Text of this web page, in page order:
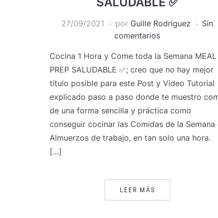
27/09/2021 por Guille Rodriguez
Sin
comentarios
Cocina 1 Hora y Come toda la Semana MEAL
PREP SALUDABLE ✅; creo que no hay mejor
título posible para este Post y Video Tutorial
explicado paso a paso donde te muestro
de una forma sencilla y práctica como
conseguir cocinar las Comidas de la Semana
Almuerzos de trabajo, en tan solo una hora.
[…]
LEER MÁS